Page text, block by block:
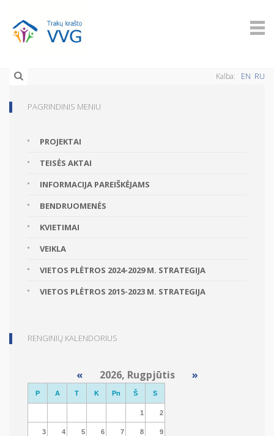
Kalba: EN RU
PAGRINDINIS MENIU
PROJEKTAI
TEISĖS AKTAI
INFORMACIJA PAREIŠKĖJAMS
BENDRUOMENĖS
KVIETIMAI
VEIKLA
VIETOS PLĖTROS 2024-2029 M. STRATEGIJA
VIETOS PLĖTROS 2015-2023 M. STRATEGIJA
RENGINIŲ KALENDORIUS
«2026, Rugpjūtis »
P A T K Pn Š S
1 2
3 4 5 6 7 8 9